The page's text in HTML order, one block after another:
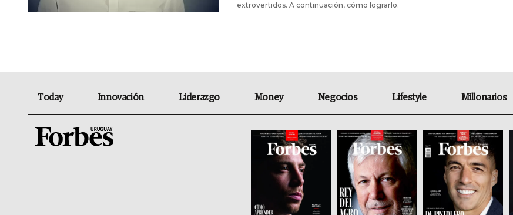
extrovertidos. A continuación, cómo lograrlo.
Today Innovación Liderazgo Money Negocios Lifestyle Millonarios